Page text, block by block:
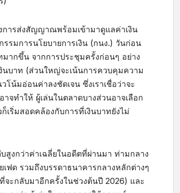
การส่งสัญญาณพร้อมเข้ามาดูแลค่าเงิน
รมการนโยบายการเงิน (กนง.) วันก่อน
ากขึ้น จากการประชุมครั้งก่อนๆ อย่าง
นบาท (ส่วนใหญ่จะเน้นการควบคุมความ
น้มอ่อนค่าลงชัดเจน ซึ่งเราเชื่อว่าจะ
จทำให้ ผู้เล่นในตลาดบางส่วนอาจเลือก
ริ่มสอดคล้องกับการที่เงินบาทยังไม่
สูงกว่าค่าเฉลี่ยในอดีตที่ผ่านมา ท่ามกลาง
ฟด รวมถึงบรรดาธนาคารกลางหลักต่างๆ
จะกลับมาอีกครั้งในช่วงต้นปี 2026) และ